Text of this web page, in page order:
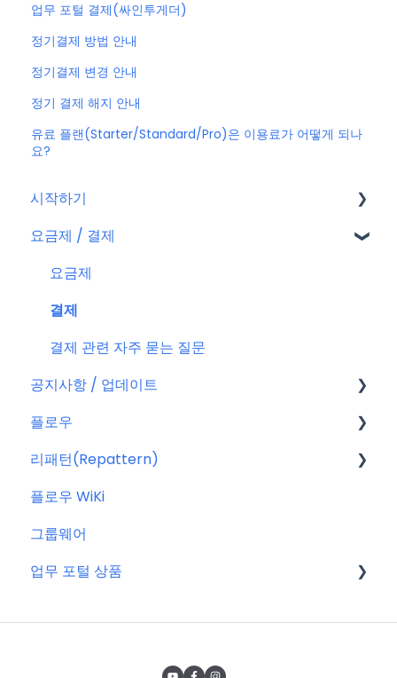
업무 포털 결제(싸인투게더)
정기결제 방법 안내
정기결제 변경 안내
정기 결제 해지 안내
유료 플랜(Starter/Standard/Pro)은 이용료가 어떻게 되나
요?
시작하기
회원가입
플로우 계정
요금제 / 결제
요금제
결제
결제 관련 자주 묻는 질문
공지사항 / 업데이트
공지사항
특별 프로모션
신규 업데이트 (PC&서버)
서버 작업
KT cloud BizWorks 서버 작업
플로우
플로우 관리자(어드민)
프로젝트 이해하기
프로젝트 템플릿
프로젝트 관리하는 방법
리패턴(Repattern)
리패턴(Repattern) (NEW)
리패턴 기본 AI 기능
플로우 WiKi
그룹웨어
업무 포털 상품